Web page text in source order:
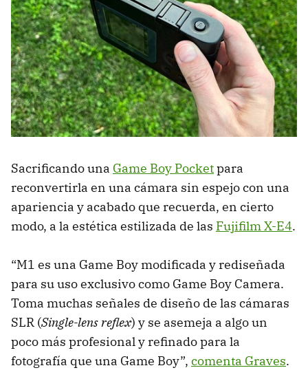
Sacrificando una Game Boy Pocketpara
reconvertirla en una cámara sin espejo con una
apariencia y acabado que recuerda, en cierto
modo, a la estética estilizada de las Fujifilm X-E4.
“M1 es una Game Boy modificada y rediseñada
para su uso exclusivo como Game Boy Camera.
Toma muchas señales de diseño de las cámaras
SLR (Single-lens reflex) y se asemeja a algo un
poco más profesional y refinado para la
fotografía que una Game Boy”, comenta Graves.